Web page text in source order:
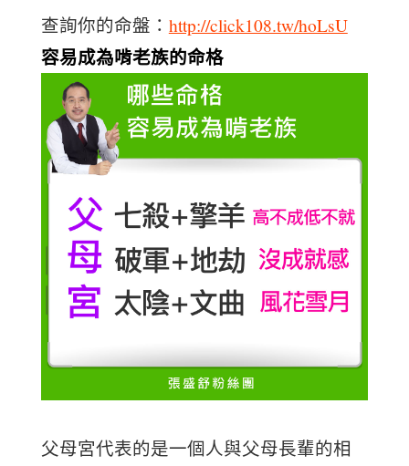
查詢你的命盤： http://click108.tw/hoLsU
容易成為啃老族的命格
父母宮代表的是一個人與父母長輩的相